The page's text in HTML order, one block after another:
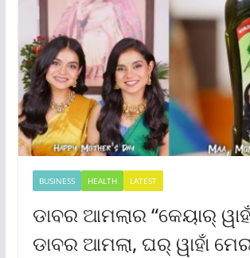
BUSINESS HEALTH LATEST
ଡାବର ଆମଲାର “କେୟାର୍
ଡାବର ଆମଲା, ଘର୍ ୱାହାଁ